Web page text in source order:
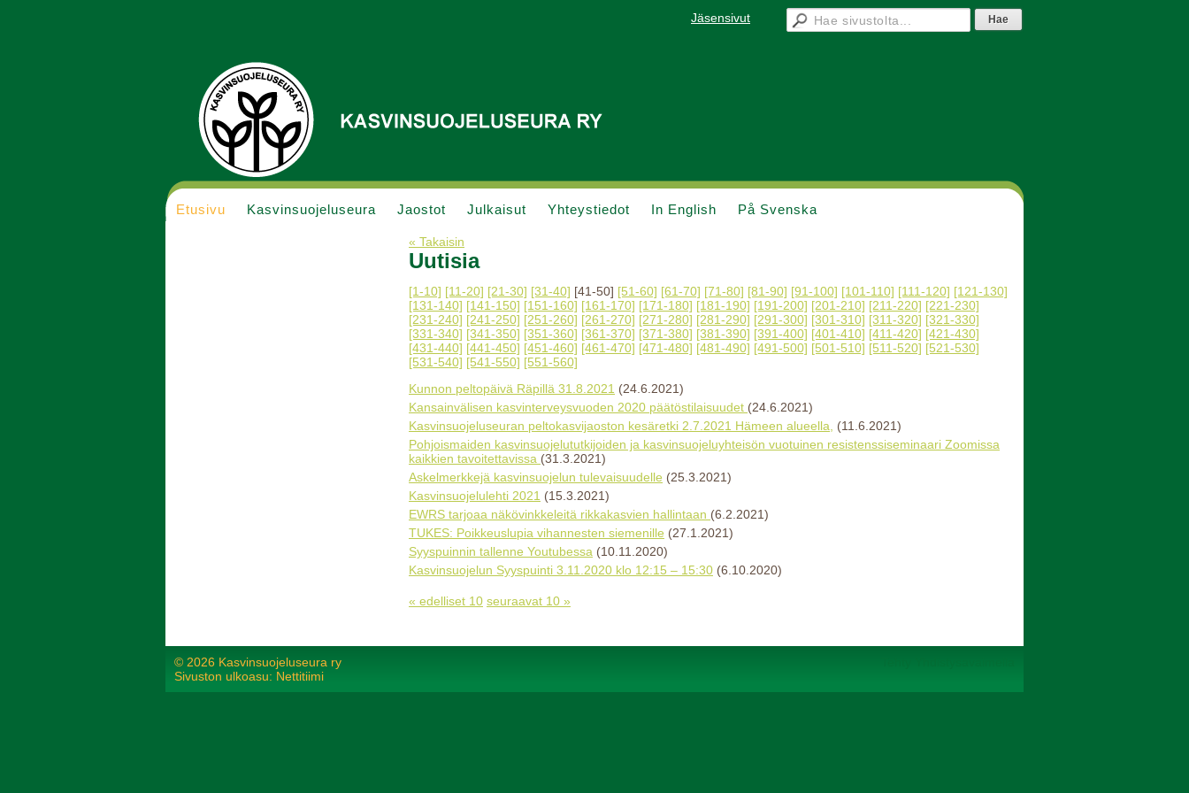
Jäsensivut
Etusivu Kasvinsuojeluseura Jaostot Julkaisut Yhteystiedot In English På Svenska
« Takaisin
Uutisia
[1-10] [11-20] [21-30] [31-40] [41-50] [51-60] [61-70] [71-80] [81-90] [91-100] [101-110] [111-120] [121-130]
[131-140] [141-150] [151-160] [161-170] [171-180] [181-190] [191-200] [201-210] [211-220] [221-230]
[231-240] [241-250] [251-260] [261-270] [271-280] [281-290] [291-300] [301-310] [311-320] [321-330]
[331-340] [341-350] [351-360] [361-370] [371-380] [381-390] [391-400] [401-410] [411-420] [421-430]
[431-440] [441-450] [451-460] [461-470] [471-480] [481-490] [491-500] [501-510] [511-520] [521-530]
[531-540] [541-550] [551-560]
Kunnon peltopäivä Räpillä 31.8.2021 (24.6.2021)
Kansainvälisen kasvinterveysvuoden 2020 päätöstilaisuudet (24.6.2021)
Kasvinsuojeluseuran peltokasvijaoston kesäretki 2.7.2021 Hämeen alueella,
(11.6.2021)
Pohjoismaiden kasvinsuojelututkijoiden ja kasvinsuojeluyhteisön vuotuinen resistenssiseminaari Zoomissa
kaikkien tavoitettavissa (31.3.2021)
Askelmerkkejä kasvinsuojelun tulevaisuudelle (25.3.2021)
Kasvinsuojelulehti 2021 (15.3.2021)
EWRS tarjoaa näkövinkkeleitä rikkakasvien hallintaan (6.2.2021)
TUKES: Poikkeuslupia vihannesten siemenille (27.1.2021)
Syyspuinnin tallenne Youtubessa (10.11.2020)
Kasvinsuojelun Syyspuinti 3.11.2020 klo 12:15 – 15:30 (6.10.2020)
« edelliset 10 seuraavat 10 »
© 2026 Kasvinsuojeluseura ry
Sivuston ulkoasu: Nettitiimi